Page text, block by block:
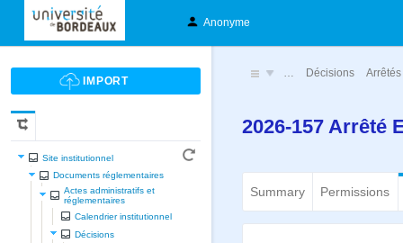
Anonyme
Site institutionnel
Documents réglementaires
Actes administratifs et
réglementaires
Calendrier institutionnel
Décisions
… Décisions Arrêtés
2026-157 Arrêté
Summary Permissions